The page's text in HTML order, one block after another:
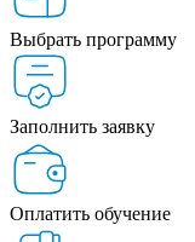
Выбрать программу
Заполнить заявку
Оплатить обучение